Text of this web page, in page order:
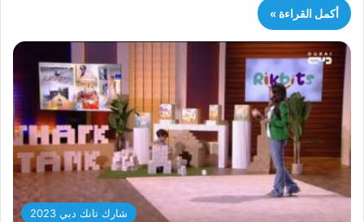
أكمل القراءة »
شارك تانك دبي 2023